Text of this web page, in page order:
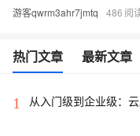
游客qwrm3ahr7jmtq 486
热门文章 最新文章
1
从入门级到企业级：